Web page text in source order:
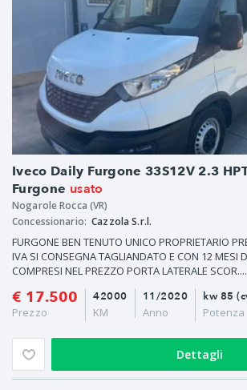
Iveco Daily Furgone 33S12V 2.3
Furgone usato
Nogarole Rocca (VR)
Concessionario: Cazzola S.r.l.
FURGONE BEN TENUTO UNICO PROPRIETARIO
IVA SI CONSEGNA TAGLIANDATO E CON 12 MESI
COMPRESI NEL PREZZO PORTA LATERALE
€ 17.500
Prezzo
11/2020
Anno
42000
KM
kw 85
Potenza
Dettagli